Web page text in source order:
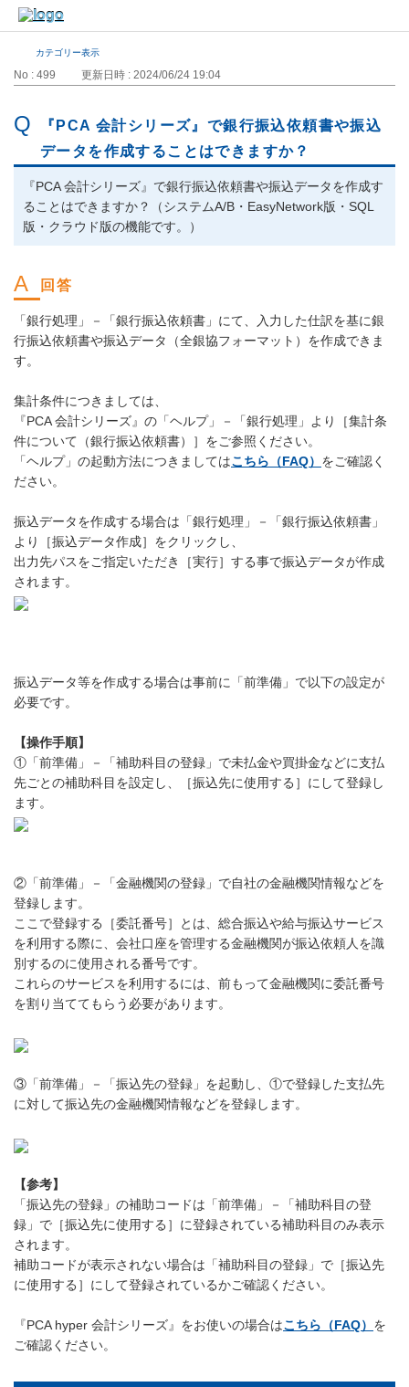
カテゴリー表示
No : 499 更新日時 : 2024/06/24 19:04
『PCA 会計シリーズ』で銀行振込依頼書や振込
データを作成することはできますか？
『PCA 会計シリーズ』で銀行振込依頼書や振込データを作成す
ることはできますか？（システムA/B・EasyNetwork版・SQL
版・クラウド版の機能です。）
「銀行処理」－「銀行振込依頼書」にて、入力した仕訳を基に銀
行振込依頼書や振込データ（全銀協フォーマット）を作成できま
す。
集計条件につきましては、
『PCA 会計シリーズ』の「ヘルプ」－「銀行処理」より［集計条
件について（銀行振込依頼書）］をご参照ください。
「ヘルプ」の起動方法につきましてはこちら（FAQ） をご確認く
ださい。
振込データを作成する場合は「銀行処理」－「銀行振込依頼書」
より［振込データ作成］をクリックし、
出力先パスをご指定いただき［実行］する事で振込データが作成
されます。
振込データ等を作成する場合は事前に「前準備」で以下の設定が
必要です。
【操作手順】
①「前準備」－「補助科目の登録」で未払金や買掛金などに支払
先ごとの補助科目を設定し、［振込先に使用する］にして登録し
ます。
②「前準備」－「金融機関の登録」で自社の金融機関情報などを
登録します。
ここで登録する［委託番号］とは、総合振込や給与振込サービス
を利用する際に、会社口座を管理する金融機関が振込依頼人を識
別するのに使用される番号です。
これらのサービスを利用するには、前もって金融機関に委託番号
を割り当ててもらう必要があります。
③「前準備」－「振込先の登録」を起動し、①で登録した支払先
に対して振込先の金融機関情報などを登録します。
【参考】
「振込先の登録」の補助コードは「前準備」－「補助科目の登
録」で［振込先に使用する］に登録されている補助科目のみ表示
されます。
補助コードが表示されない場合は「補助科目の登録」で［振込先
に使用する］にして登録されているかご確認ください。
『PCA hyper 会計シリーズ』をお使いの場合はこちら（FAQ） を
ご確認ください。